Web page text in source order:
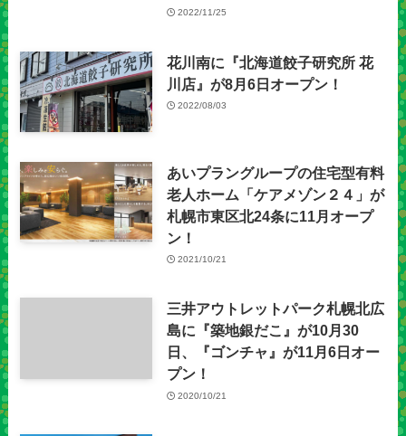
2022/11/25
花川南に『北海道餃子研究所 花
川店』が8月6日オープン！
2022/08/03
あいプラングループの住宅型有料
老人ホーム「ケアメゾン２４」が
札幌市東区北24条に11月オープ
ン！
2021/10/21
三井アウトレットパーク札幌北広
島に『築地銀だこ』が10月30
日、『ゴンチャ』が11月6日オー
プン！
2020/10/21